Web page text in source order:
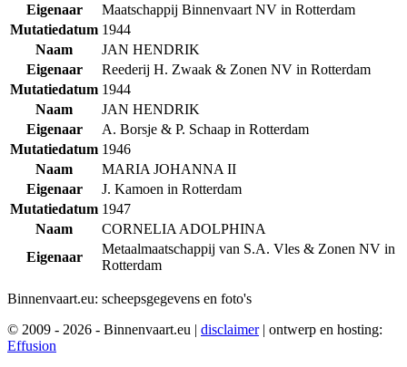
Eigenaar
Maatschappij Binnenvaart NV in Rotterdam
Mutatiedatum 1944
Naam
JAN HENDRIK
Eigenaar
Reederij H. Zwaak & Zonen NV in Rotterdam
Mutatiedatum 1944
Naam
JAN HENDRIK
Eigenaar
A. Borsje & P. Schaap in Rotterdam
Mutatiedatum 1946
Naam
MARIA JOHANNA II
Eigenaar
J. Kamoen in Rotterdam
Mutatiedatum 1947
Naam
CORNELIA ADOLPHINA
Eigenaar
Metaalmaatschappij van S.A. Vles & Zonen NV in
Rotterdam
Binnenvaart.eu: scheepsgegevens en foto's
© 2009 - 2026 - Binnenvaart.eu | disclaimer | ontwerp en hosting:
Effusion